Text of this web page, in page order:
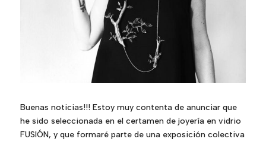
Buenas noticias!!! Estoy muy contenta de anunciar que
he sido seleccionada en el certamen de joyería en vidrio
FUSIÓN, y que formaré parte de una exposición colectiva